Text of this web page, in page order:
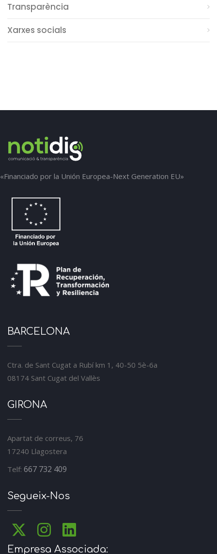
Transparència
Xarxes socials
«Financiado por la Unión Europea-Next Generation EU»
BARCELONA
Ctra. de Sant Cugat a Rubí km 1, 40-50 5è-6a
08174 Sant Cugat del Vallès
GIRONA
Apartat de correus, 76
17240 Llagostera
Telf: 667 732 409
Segueix-Nos
Empresa Associada: